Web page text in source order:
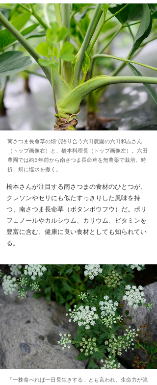
南さつま長命草の畑で語り合う六田農園の六田和志さん
（トップ画像右）と、橋本料理長（トップ画像左）。六田
農園では約5 年前から南さつま長命草を無農薬で栽培。時
折、畑に塩水を撒く。
橋本さんが注目する南さつまの食材のひとつが、
クレソンやセリにも似たすっきりした風味を持
つ、南さつま長命草（ボタンボウフウ）だ。ポリ
フェノールやカルシウム、カリウム、ビタミンを
豊富に含む、健康に良い食材としても知られてい
る。
「一株食べれば一日長生きする」とも言われ、生命力が強